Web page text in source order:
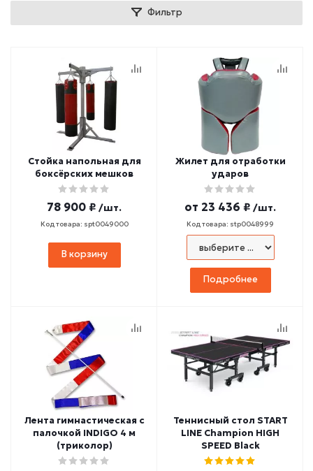
Фильтр
Стойка напольная для
боксёрских мешков
78 900 ₽ /шт.
Код товара: spt0049000
В корзину
Жилет для отработки
ударов
от 23 436 ₽ /шт.
Код товара: stp0048999
Подробнее
Лента гимнастическая с
палочкой INDIGO 4 м
(триколор)
Теннисный стол START
LINE Champion HIGH
SPEED Black